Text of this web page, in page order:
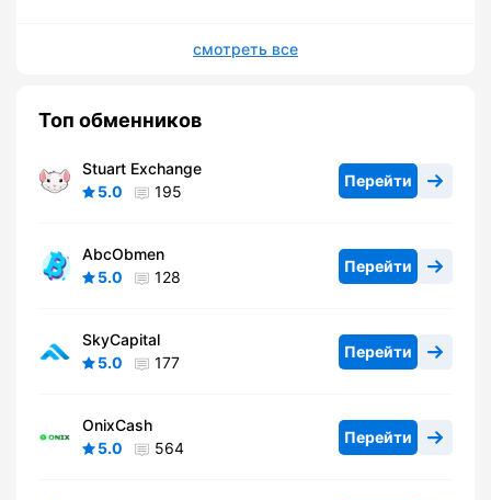
смотреть все
Топ обменников
Stuart Exchange
5.0
195
Перейти
AbcObmen
5.0
128
Перейти
SkyCapital
5.0
177
Перейти
OnixCash
5.0
564
Перейти